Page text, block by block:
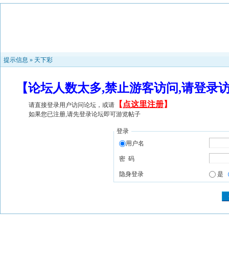
提示信息 » 天下彩
【论坛人数太多,禁止游客访问,请登
请直接登录用户访问论坛，或请 【 点这里注册】
如果您已注册,请先登录论坛即可游览帖子
登录
用户名
密 码
隐身登录 是